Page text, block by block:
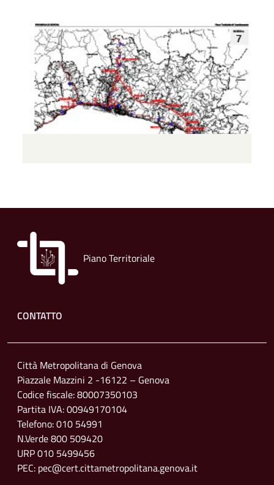
Piano Territoriale
Footer menu
CONTATTO
Città Metropolitana di Genova
Piazzale Mazzini 2 -16122 – Genova
Codice fiscale: 80007350103
Partita IVA: 00949170104
Telefono: 010 54991
N.Verde 800 509420
URP 010 5499456
PEC: pec@cert.cittametropolitana.genova.it